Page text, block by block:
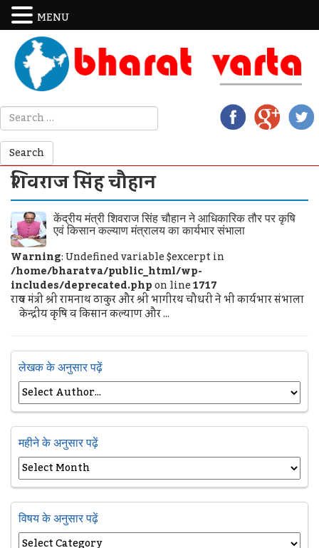
शिवराज सिंह चौहान
केंद्रीय मंत्री शिवराज सिंह चौहान ने आधिकारिक तौर पर कृषि
एवं किसान कल्याण मंत्रालय का कार्यभार संभाला
Warning: Undefined variable $excerpt in
/home/bharatva/public_html/wp-
includes/deprecated.phpon line1717
राज्य मंत्री श्री रामनाथ ठाकुर और श्री भागीरथ चौधरी ने भी कार्यभार संभाला
केन्द्रीय कृषि व किसान कल्याण और ...
लेखक के अनुसार पढ़ें
महीने के अनुसार पढ़ें
विषय के अनुसार पढ़ें
MENU